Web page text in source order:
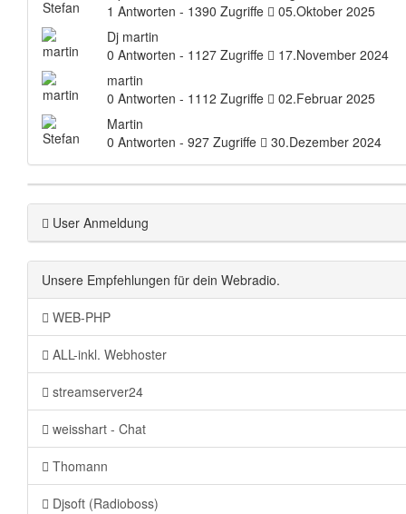
1 Antworten - 1390 Zugriffe
05.Oktober 2025
Dj martin
0 Antworten - 1127 Zugriffe
17.November 2024
martin
0 Antworten - 1112 Zugriffe
02.Februar 2025
Martin
0 Antworten - 927 Zugriffe
30.Dezember 2024
User Anmeldung
Unsere Empfehlungen für dein Webradio.
WEB-PHP
ALL-inkl. Webhoster
streamserver24
weisshart - Chat
Thomann
Djsoft (Radioboss)